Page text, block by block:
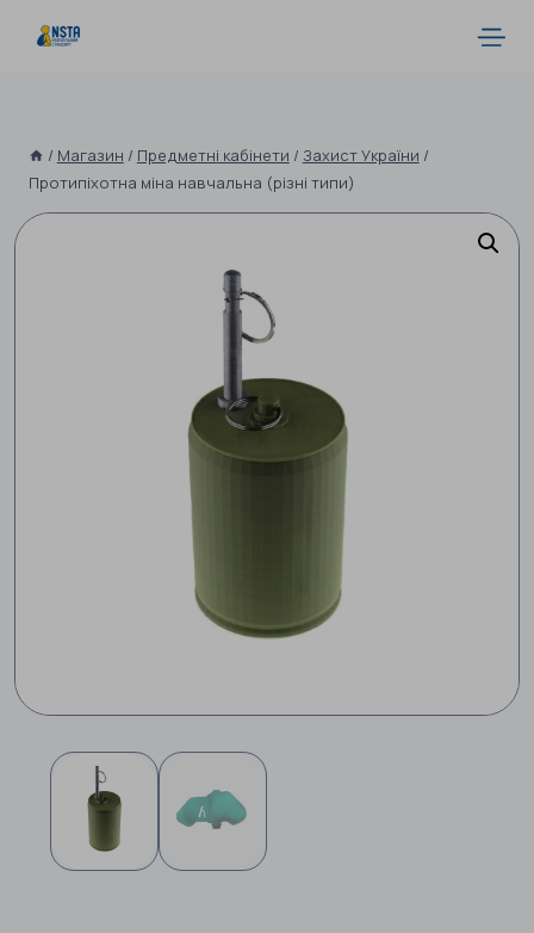
/ Магазин / Предметні кабінети / Захист України /
Протипіхотна міна навчальна (різні типи)